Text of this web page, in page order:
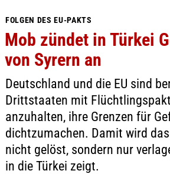
FOLGEN DES EU-PAKTS
Mob zündet in Türkei
von Syrern an
Deutschland und die EU sind
Drittstaaten mit
anzuhalten, ihre Grenzen für
dichtzumachen. Damit wird
nicht gelöst, sondern nur
in die Türkei zeigt.